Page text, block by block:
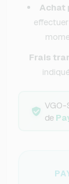
Achat
Frais
VGO-
de